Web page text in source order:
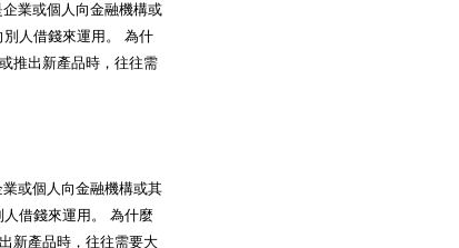
業或個人向金融機構或
人借錢來運用。 為什
推出新產品時，往往需
或個人向金融機構或其
借錢來運用。 為什麼
新產品時，往往需要大